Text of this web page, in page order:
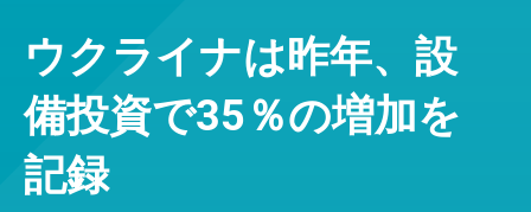
ウクライナは昨年、設
備投資で35％の増加を
記録